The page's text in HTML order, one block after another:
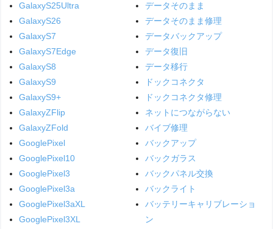
GalaxyS25Ultra
GalaxyS26
GalaxyS7
GalaxyS7Edge
GalaxyS8
GalaxyS9
GalaxyS9+
GalaxyZFlip
GalaxyZFold
GooglePixel
GooglePixel10
GooglePixel3
GooglePixel3a
GooglePixel3aXL
GooglePixel3XL
データそのまま
データそのまま修理
データバックアップ
データ復旧
データ移行
ドックコネクタ
ドックコネクタ修理
ネットにつながらない
バイブ修理
バックアップ
バックガラス
バックパネル交換
バックライト
バッテリーキャリブレーショ
ン